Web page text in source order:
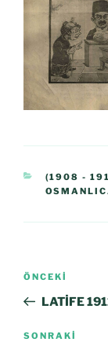
(1908 -
ÖNCEKI
LATİFE
SONRAKI